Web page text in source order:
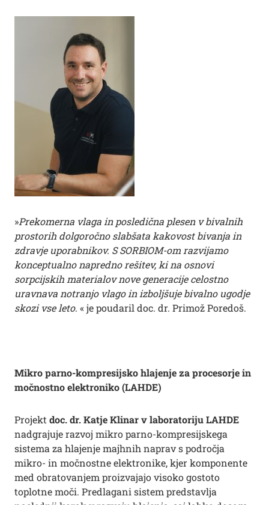
»Prekomerna vlaga in posledična plesen v bivalnih
prostorih dolgoročno slabšata kakovost bivanja in
zdravje uporabnikov. S SORBIOM-om razvijamo
konceptualno napredno rešitev, ki na osnovi
sorpcijskih materialov nove generacije celostno
uravnava notranjo vlago in izboljšuje bivalno ugodje
skozi vse leto. « je poudaril doc. dr. Primož Poredoš.
Mikro parno-kompresijsko hlajenje za procesorje in
močnostno elektroniko (LAHDE)
Projekt doc. dr. Katje Klinar v laboratoriju LAHDE
nadgrajuje razvoj mikro parno-kompresijskega
sistema za hlajenje majhnih naprav s področja
mikro- in močnostne elektronike, kjer komponente
med obratovanjem proizvajajo visoko gostoto
toplotne moči. Predlagani sistem predstavlja